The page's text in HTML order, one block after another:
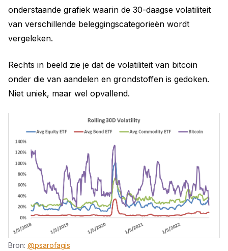
onderstaande grafiek waarin de 30-daagse volatiliteit
van verschillende beleggingscategorieën wordt
vergeleken.
Rechts in beeld zie je dat de volatiliteit van bitcoin
onder die van aandelen en grondstoffen is gedoken.
Niet uniek, maar wel opvallend.
Bron: @psarofagis